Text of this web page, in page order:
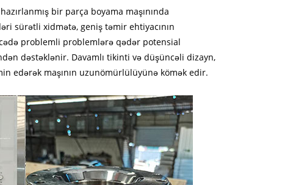
bir parça boyama maşınında
sürətli xidmətə, geniş təmir ehtiyacının
problemli problemlərə qədər potensial
dəstəklənir. Davamlı tikinti və düşüncəli dizayn,
edərək maşının uzunömürlülüyünə kömək edir.